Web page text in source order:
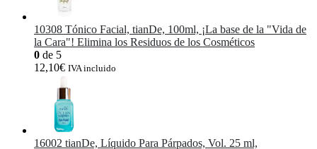
10308 Tónico Facial, tianDe, 100ml, ¡La base de la "Vida de
la Cara"! Elimina los Residuos de los Cosméticos
0 de 5
12,10€ IVA incluido
16002 tianDe, Líquido Para Párpados, Vol. 25 ml,